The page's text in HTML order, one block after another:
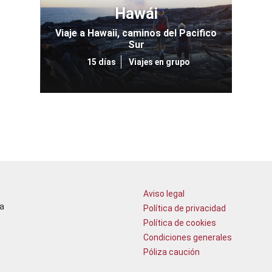
Hawái
Viaje a Hawaii, caminos del Pacifico
Sur
15 días Viajes en grupo
Aviso legal
Política de privacidad
Política de cookies
Condiciones generales
Póliza caución